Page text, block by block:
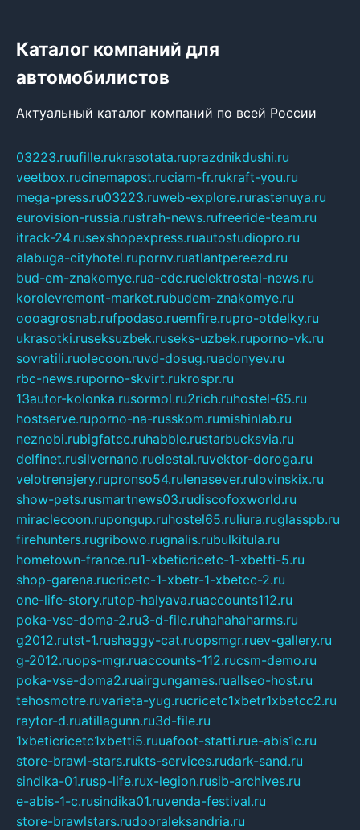
Каталог компаний для
автомобилистов
Актуальный каталог компаний по всей России
03223.ruufille.rukrasotata.ruprazdnikdushi.ru
veetbox.rucinemapost.ruciam-fr.rukraft-you.ru
mega-press.ru03223.ruweb-explore.rurastenuya.ru
eurovision-russia.rustrah-news.rufreeride-team.ru
itrack-24.rusexshopexpress.ruautostudiopro.ru
alabuga-cityhotel.rupornv.ruatlantpereezd.ru
bud-em-znakomye.rua-cdc.ruelektrostal-news.ru
korolevremont-market.rubudem-znakomye.ru
oooagrosnab.rufpodaso.ruemfire.rupro-otdelky.ru
ukrasotki.ruseksuzbek.ruseks-uzbek.ruporno-vk.ru
sovratili.ruolecoon.ruvd-dosug.ruadonyev.ru
rbc-news.ruporno-skvirt.rukrospr.ru
13autor-kolonka.rusormol.ru2rich.ruhostel-65.ru
hostserve.ruporno-na-russkom.rumishinlab.ru
neznobi.rubigfatcc.ruhabble.rustarbucksvia.ru
delfinet.rusilvernano.ruelestal.ruvektor-doroga.ru
velotrenajery.rupronso54.rulenasever.rulovinskix.ru
show-pets.rusmartnews03.rudiscofoxworld.ru
miraclecoon.rupongup.ruhostel65.ruliura.ruglasspb.ru
firehunters.rugribowo.rugnalis.rubulkitula.ru
hometown-france.ru1-xbeticricetc-1-xbetti-5.ru
shop-garena.rucricetc-1-xbetr-1-xbetcc-2.ru
one-life-story.rutop-halyava.ruaccounts112.ru
poka-vse-doma-2.ru3-d-file.ruhahahaharms.ru
g2012.rutst-1.rushaggy-cat.ruopsmgr.ruev-gallery.ru
g-2012.ruops-mgr.ruaccounts-112.rucsm-demo.ru
poka-vse-doma2.ruairgungames.ruallseo-host.ru
tehosmotre.ruvarieta-yug.rucricetc1xbetr1xbetcc2.ru
raytor-d.ruatillagunn.ru3d-file.ru
1xbeticricetc1xbetti5.ruuafoot-statti.rue-abis1c.ru
store-brawl-stars.rukts-services.rudark-sand.ru
sindika-01.rusp-life.rux-legion.rusib-archives.ru
e-abis-1-c.rusindika01.ruvenda-festival.ru
store-brawlstars.rudooraleksandria.ru